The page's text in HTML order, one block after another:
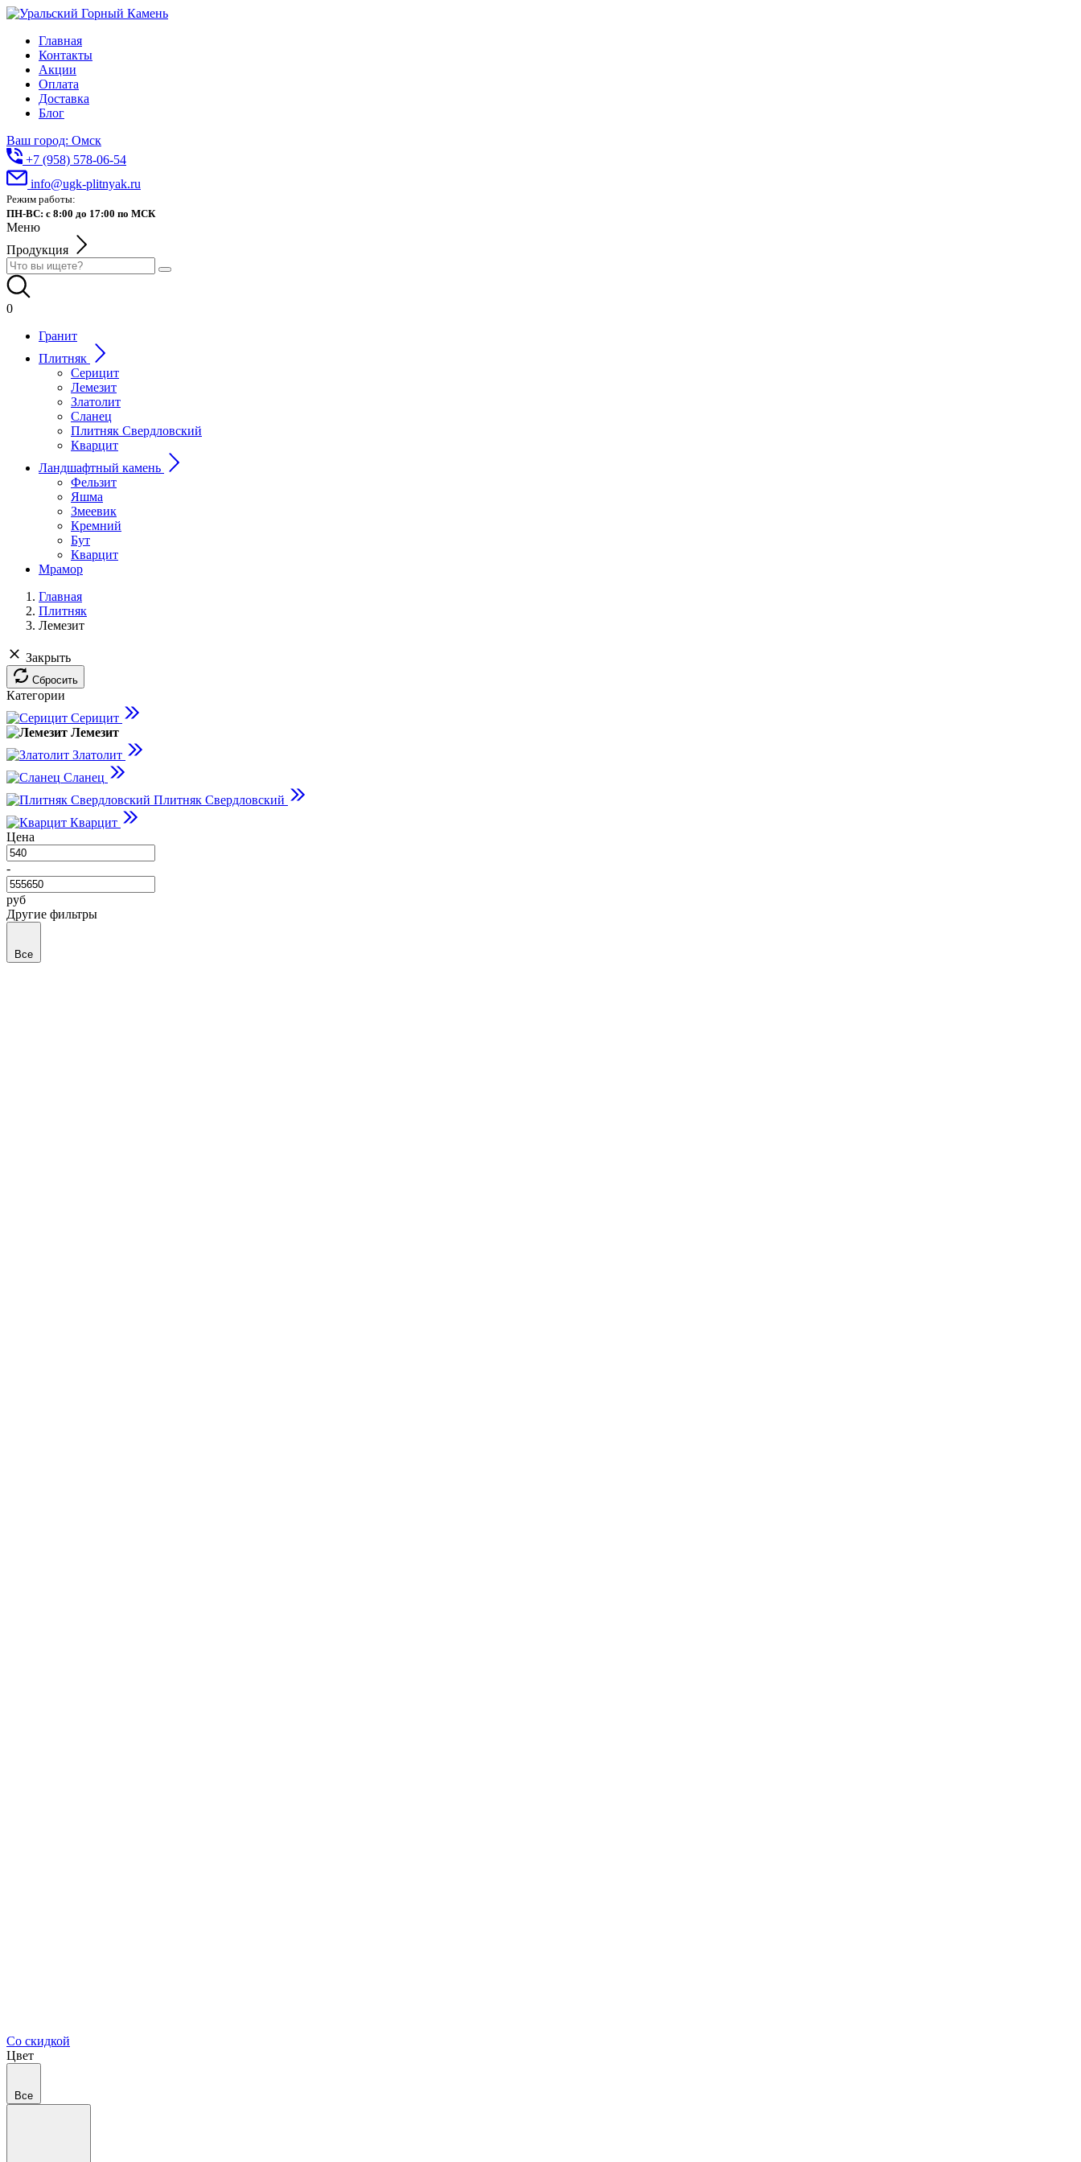
Главная
Контакты
Акции
Оплата
Доставка
Блог
Ваш город: Омск
+7 (958) 578-06-54
info@ugk-plitnyak.ru
Режим работы:
ПН-ВС: с 8:00 до 17:00 по МСК
Меню
Продукция
0
Гранит
Плитняк
Серицит
Лемезит
Златолит
Сланец
Плитняк Свердловский
Кварцит
Ландшафтный камень
Фельзит
Яшма
Змеевик
Кремний
Бут
Кварцит
Мрамор
Главная
Плитняк
Лемезит
Закрыть
Сбросить
Категории
Серицит
Лемезит
Златолит
Сланец
Плитняк Свердловский
Кварцит
Цена
-
руб
Другие фильтры
Все
Со скидкой
Цвет
Все